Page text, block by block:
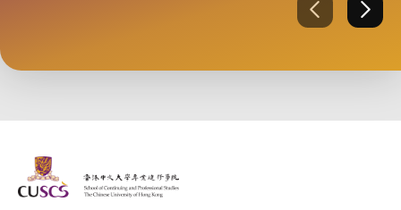
上一張 下一
The Chinese Univeristy of hong Kong